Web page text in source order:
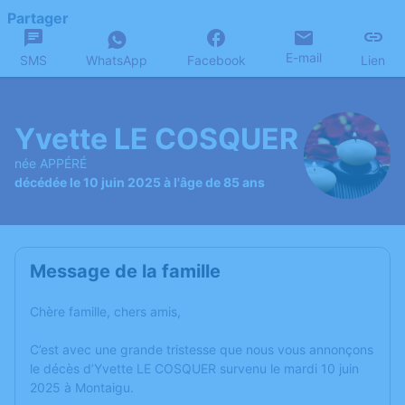
Partager
SMS WhatsApp Facebook E-mail Lien
Yvette LE COSQUER
née APPÉRÉ
décédée le 10 juin 2025 à l'âge de 85 ans
Message de la famille
Chère famille, chers amis,
C’est avec une grande tristesse que nous vous annonçons
le décès d’Yvette LE COSQUER survenu le mardi 10 juin
2025 à Montaigu.